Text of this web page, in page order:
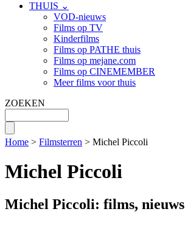
THUIS ⌄
VOD-nieuws
Films op TV
Kinderfilms
Films op PATHE thuis
Films op mejane.com
Films op CINEMEMBER
Meer films voor thuis
ZOEKEN
Home > Filmsterren > Michel Piccoli
Michel Piccoli
Michel Piccoli: films, nieuws